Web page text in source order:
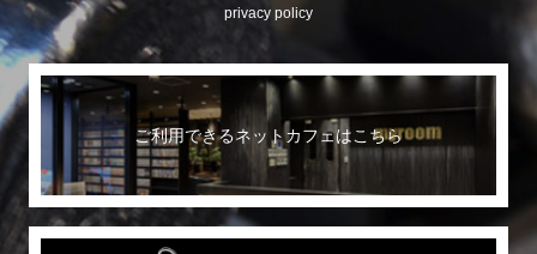
privacy policy
ご利用できるネットカフェはこちら